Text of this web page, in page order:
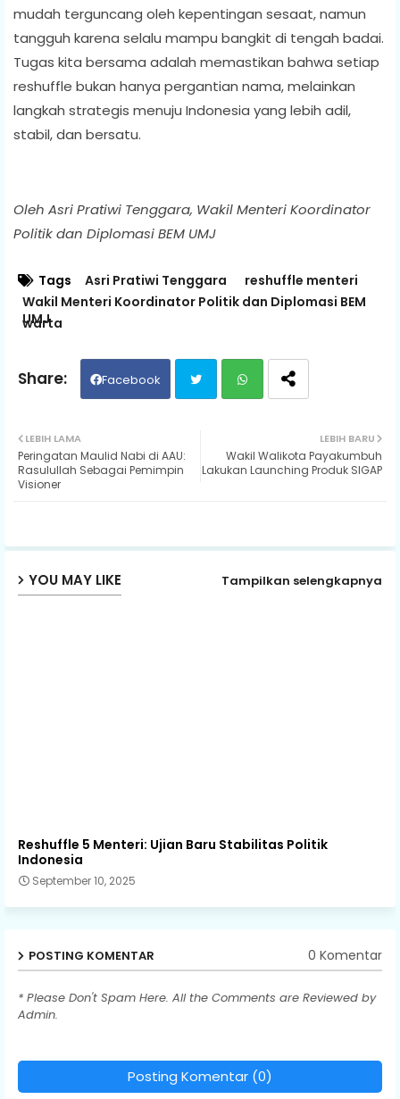
mudah terguncang oleh kepentingan sesaat, namun
tangguh karena selalu mampu bangkit di tengah badai.
Tugas kita bersama adalah memastikan bahwa setiap
reshuffle bukan hanya pergantian nama, melainkan
langkah strategis menuju Indonesia yang lebih adil,
stabil, dan bersatu.
Oleh Asri Pratiwi Tenggara, Wakil Menteri Koordinator
Politik dan Diplomasi BEM UMJ
Tags Asri Pratiwi Tenggara
reshuffle menteri
Wakil Menteri Koordinator Politik dan Diplomasi BEM
UMJ
warta
Facebook
ats
LEBIH BARU
Wakil Walikota Payakumbuh
Lakukan Launching Produk SIGAP
LEBIH LAMA
Peringatan Maulid Nabi di AAU:
Rasulullah Sebagai Pemimpin
Visioner
YOU MAY LIKE Tampilkan selengkapnya
Reshuffle 5 Menteri: Ujian Baru Stabilitas Politik
Indonesia
September 10, 2025
POSTING KOMENTAR 0 Komentar
* Please Don't Spam Here. All the Comments are Reviewed by
Admin.
Posting Komentar (0)